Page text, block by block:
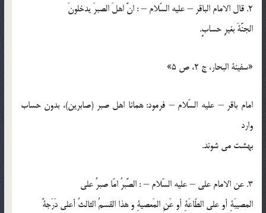
2. قال الامام الباقر – عليه السّلام – : انَّ اهلَ الصبرَ يدخلونَ
الجنَّةَ بغيرِ حسابٍ.
«سفينة البحار، ج 2، ص 5»
امام باقر – عليه السّلام – فرمود: همانا اهل صبر (صابرين)، بدون حساب
وارد
بهشت مي شوند.
3. عن الامام علي – عليه السّلام – : الصَّبرُ امّا صبرٌ علي
المصيبَةِ أو علي الطّاعَةِ أو عَنِ المَعصيةِ و هذا القسمُ الثالثُ أعلي دَرَجةً